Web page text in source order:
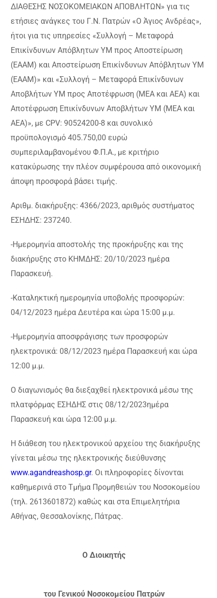
ΔΙΑΘΕΣΗΣ ΝΟΣΟΚΟΜΕΙΑΚΩΝ ΑΠΟΒΛΗΤΩΝ» για τις
ετήσιες ανάγκες του Γ.Ν. Πατρών «Ο Άγιος Ανδρέας»,
ήτοι για τις υπηρεσίες «Συλλογή – Μεταφορά
Επικίνδυνων Απόβλητων ΥΜ προς Αποστείρωση
(ΕΑΑΜ) και Αποστείρωση Επικίνδυνων Απόβλητων ΥΜ
(ΕΑΑΜ)» και «Συλλογή – Μεταφορά Επικίνδυνων
Αποβλήτων ΥΜ προς Αποτέφρωση (ΜΕΑ και ΑΕΑ) και
Αποτέφρωση Επικίνδυνων Αποβλήτων ΥΜ (ΜΕΑ και
ΑΕΑ)», με CPV: 90524200-8 και συνολικό
προϋπολογισμό 405.750,00 ευρώ
συμπεριλαμβανομένου Φ.Π.Α., με κριτήριο
κατακύρωσης την πλέον συμφέρουσα από οικονομική
άποψη προσφορά βάσει τιμής.
Αριθμ. διακήρυξης: 4366/2023, αριθμός συστήματος
ΕΣΗΔΗΣ: 237240.
-Ημερομηνία αποστολής της προκήρυξης και της
διακήρυξης στο ΚΗΜΔΗΣ: 20/10/2023 ημέρα
Παρασκευή.
-Καταληκτική ημερομηνία υποβολής προσφορών:
04/12/2023 ημέρα Δευτέρα και ώρα 15:00 μ.μ.
-Ημερομηνία αποσφράγισης των προσφορών
ηλεκτρονικά: 08/12/2023 ημέρα Παρασκευή και ώρα
12:00 μ.μ.
Ο διαγωνισμός θα διεξαχθεί ηλεκτρονικά μέσω της
πλατφόρμας ΕΣΗΔΗΣ στις 08/12/2023ημέρα
Παρασκευή και ώρα 12:00 μ.μ.
Η διάθεση του ηλεκτρονικού αρχείου της διακήρυξης
γίνεται μέσω της ηλεκτρονικής διεύθυνσης
www.agandreashosp.gr. Οι πληροφορίες δίνονται
καθημερινά στο Τμήμα Προμηθειών του Νοσοκομείου
(τηλ. 2613601872) καθώς και στα Επιμελητήρια
Αθήνας, Θεσσαλονίκης, Πάτρας.
Ο Διοικητής
του Γενικού Νοσοκομείου Πατρών